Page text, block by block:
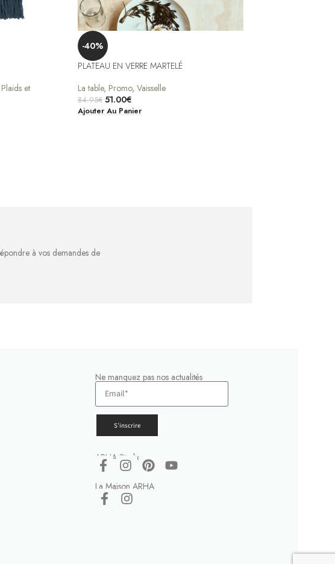
Plaids et
-40%
PLATEAU EN VERRE MARTELÉ
La table, Promo, Vaisselle
84.95€ 51.00€
Ajouter Au Panier
à vos demandes de
Ne manquez pas nos actualités
S'inscrire
ARHA Studio
La Maison ARHA